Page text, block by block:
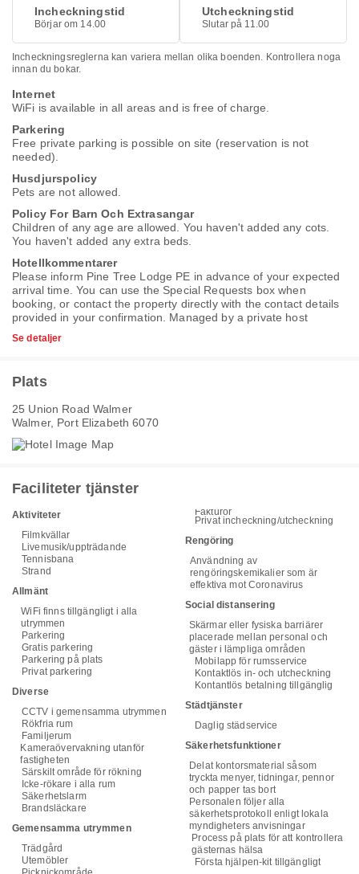
Incheckningstid
Börjar om 14.00
Utcheckningstid
Slutar på 11.00
Incheckningsreglerna kan variera mellan olika boenden. Kontrollera noga
innan du bokar.
Internet
WiFi is available in all areas and is free of charge.
Parkering
Free private parking is possible on site (reservation is not
needed).
Husdjurspolicy
Pets are not allowed.
Policy For Barn Och Extrasangar
Children of any age are allowed. You haven't added any cots.
You haven't added any extra beds.
Hotellkommentarer
Please inform Pine Tree Lodge PE in advance of your expected
arrival time. You can use the Special Requests box when
booking, or contact the property directly with the contact details
provided in your confirmation. Managed by a private host
Se detaljer
Plats
25 Union Road Walmer
Walmer, Port Elizabeth 6070
Faciliteter tjänster
Aktiviteter
Filmkvällar
Livemusik/uppträdande
Tennisbana
Strand
Allmänt
WiFi finns tillgängligt i alla
utrymmen
Parkering
Gratis parkering
Parkering på plats
Privat parkering
Diverse
CCTV i gemensamma utrymmen
Rökfria rum
Familjerum
Kameraövervakning utanför
fastigheten
Särskilt område för rökning
Icke-rökare i alla rum
Säkerhetslarm
Brandsläckare
Gemensamma utrymmen
Trädgård
Utemöbler
Fakturor
Privat incheckning/utcheckning
Rengöring
Användning av
rengöringskemikalier som är
effektiva mot Coronavirus
Social distansering
Skärmar eller fysiska barriärer
placerade mellan personal och
gäster i lämpliga områden
Mobilapp för rumsservice
Kontaktlös in- och utcheckning
Kontantlös betalning tillgänglig
Städtjänster
Daglig städservice
Säkerhetsfunktioner
Delat kontorsmaterial såsom
tryckta menyer, tidningar, pennor
och papper tas bort
Personalen följer alla
säkerhetsprotokoll enligt lokala
myndigheters anvisningar
Process på plats för att kontrollera
gästernas hälsa
Första hjälpen-kit tillgängligt